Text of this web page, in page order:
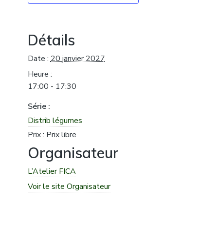
Détails
Date : 20 janvier 2027
Heure :
17:00 - 17:30
Série :
Distrib légumes
Prix : Prix libre
Organisateur
L’Atelier FICA
Voir le site Organisateur